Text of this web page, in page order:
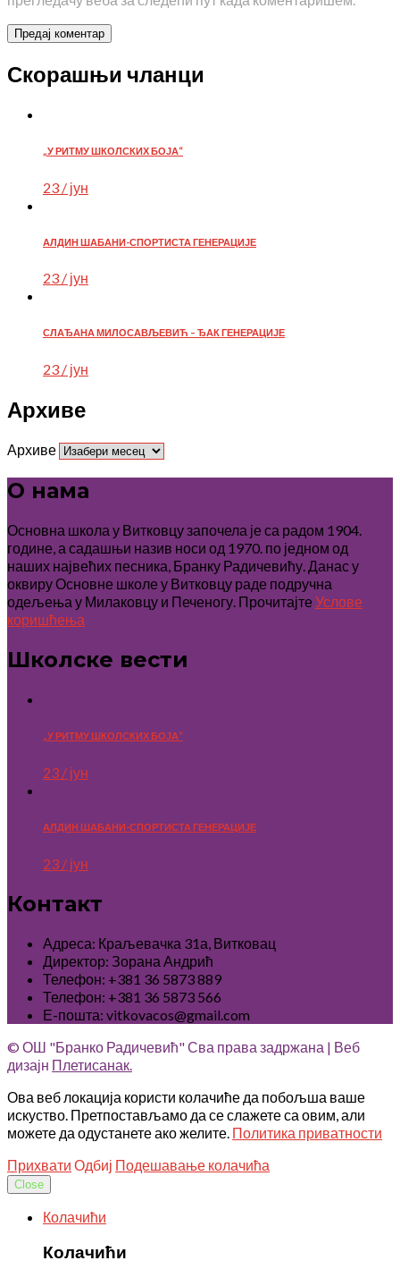
Скорашњи чланци
„У РИТМУ ШКОЛСКИХ БОЈА“
23 / јун
АЛДИН ШАБАНИ-СПОРТИСТА ГЕНЕРАЦИЈЕ
23 / јун
СЛАЂАНА МИЛОСАВЉЕВИЋ – ЂАК ГЕНЕРАЦИЈЕ
23 / јун
Архиве
Архиве
О нама
Основна школа у Витковцу започела је са радом 1904.
године, а садашњи назив носи од 1970. по једном од
наших највећих песника, Бранку Радичевићу. Данас у
оквиру Основне школе у Витковцу раде подручна
одељења у Милаковцу и Печеногу. Прочитајте Услове
коришћења
Школске вести
„У РИТМУ ШКОЛСКИХ БОЈА“
23 / јун
АЛДИН ШАБАНИ-СПОРТИСТА ГЕНЕРАЦИЈЕ
23 / јун
Контакт
Адреса: Краљевачка 31а, Витковац
Директор: Зорана Андрић
Телефон: +381 36 5873 889
Телефон: +381 36 5873 566
Е-пошта: vitkovacos@gmail.com
© ОШ "Бранко Радичевић" Сва права задржана | Веб
дизајн Плетисанак.
Ова веб локација користи колачиће да побољша ваше
искуство. Претпостављамо да се слажете са овим, али
можете да одустанете ако желите. Политика приватности
Прихвати Одбиј Подешавање колачића
Close
Колачићи
Колачићи